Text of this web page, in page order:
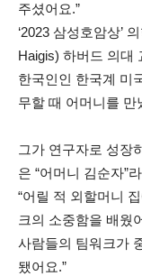
주셨어요.”
‘2023 삼성호암상’
Haigis) 하버드 의대
한국인인 한국계 미
무할 때 어머니를 만
그가 연구자로 성장
은 “어머니 김순자”
“어릴 적 외할머니
크의 소중함을 배웠
사람들의 팀워크가
됐어요.”